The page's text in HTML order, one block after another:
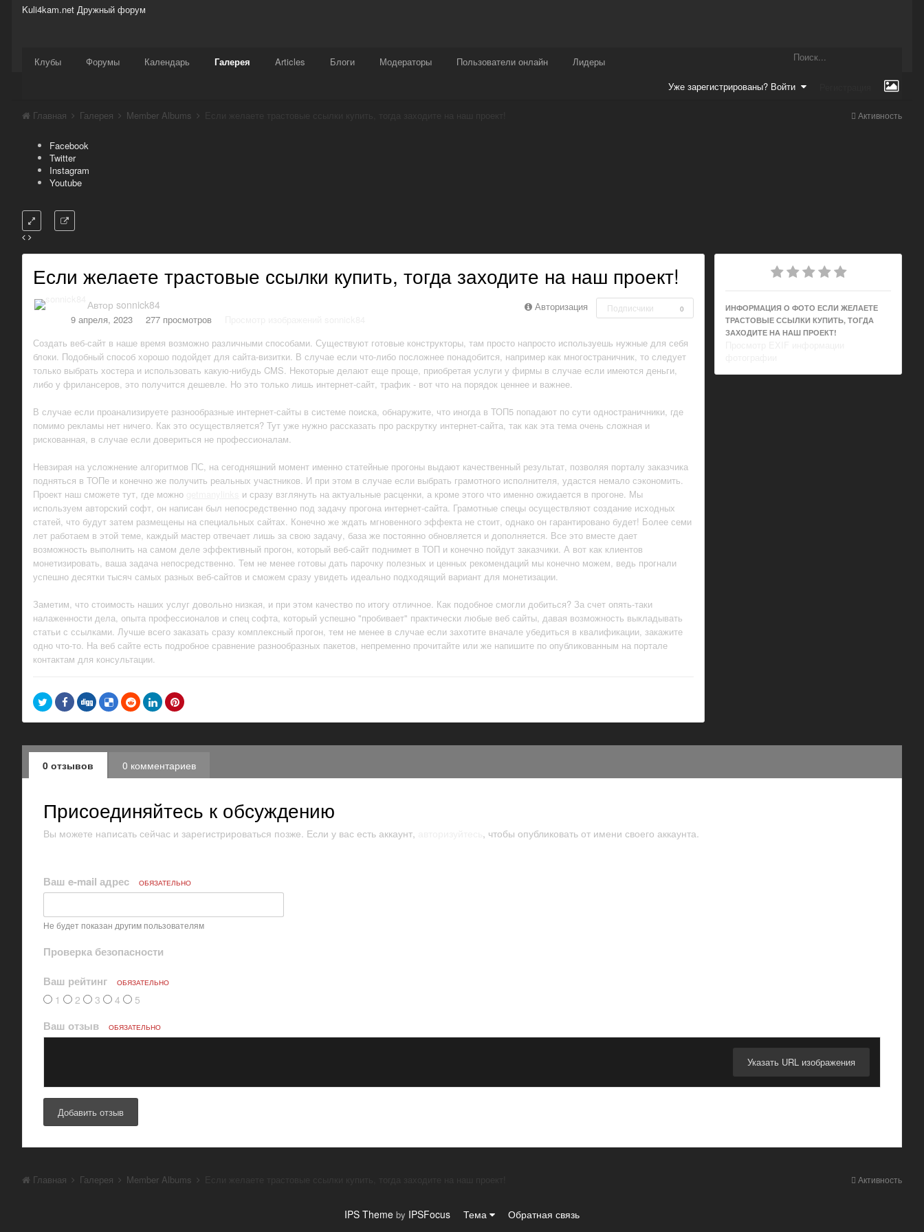
Kuli4kam.net Дружный форум
Сайт
Клубы Форумы Календарь Галерея Articles Блоги Модераторы Пользователи онлайн Лидеры
Активность Support Магазин Награды Чат Больше
Уже зарегистрированы? Войти
Активность
Главная Галерея Member Albums
Facebook
Twitter
Instagram
Youtube
Если желаете трастовые ссылки купить, тогда заходите на наш проект!
Авторизация Подписчики 0
Автор sonnick84
9 апреля, 2023 277 просмотров
Создать веб-сайт в наше время возможно различными способами. Существуют готовые конструкторы, там просто напросто используешь нужные для себя
блоки. Подобный способ хорошо подойдет для сайта-визитки. В случае если что-либо посложнее понадобится, например как многостраничник, то следует
только выбрать хостера и использовать какую-нибудь CMS. Некоторые делают еще проще, приобретая услуги у фирмы в случае если имеются деньги,
либо у фрилансеров, это получится дешевле. Но это только лишь интернет-сайт, трафик - вот что на порядок ценнее и важнее.
В случае если проанализируете разнообразные интернет-сайты в системе поиска, обнаружите, что иногда в ТОП5 попадают по сути одностраничники, где
помимо рекламы нет ничего. Как это осуществляется? Тут уже нужно рассказать про раскрутку интернет-сайта, так как эта тема очень сложная и
рискованная, в случае если довериться не профессионалам.
Невзирая на усложнение алгоритмов ПС, на сегодняшний момент именно статейные прогоны выдают качественный результат, позволяя порталу заказчика
подняться в ТОПе и конечно же получить реальных участников. И при этом в случае если выбрать грамотного исполнителя, удастся немало сэкономить.
Проект наш сможете тут, где можно
и сразу взглянуть на актуальные расценки, а кроме этого что именно ожидается в прогоне. Мы
используем авторский софт, он написан был непосредственно под задачу прогона интернет-сайта. Грамотные спецы осуществляют создание исходных
статей, что будут затем размещены на специальных сайтах. Конечно же ждать мгновенного эффекта не стоит, однако он гарантировано будет! Более семи
лет работаем в этой теме, каждый мастер отвечает лишь за свою задачу, база же постоянно обновляется и дополняется. Все это вместе дает
возможность выполнить на самом деле эффективный прогон, который веб-сайт поднимет в ТОП и конечно пойдут заказчики. А вот как клиентов
монетизировать, ваша задача непосредственно. Тем не менее готовы дать парочку полезных и ценных рекомендаций мы конечно можем, ведь прогнали
успешно десятки тысяч самых разных веб-сайтов и сможем сразу увидеть идеально подходящий вариант для монетизации.
Заметим, что стоимость наших услуг довольно низкая, и при этом качество по итогу отличное. Как подобное смогли добиться? За счет опять-таки
налаженности дела, опыта профессионалов и спец софта, который успешно "пробивает" практически любые веб сайты, давая возможность выкладывать
статьи с ссылками. Лучше всего заказать сразу комплексный прогон, тем не менее в случае если захотите вначале убедиться в квалификации, закажите
одно что-то. На веб сайте есть подробное сравнение разнообразных пакетов, непременно прочитайте или же напишите по опубликованным на портале
контактам для консультации.
ИНФОРМАЦИЯ О ФОТО ЕСЛИ ЖЕЛАЕТЕ
ТРАСТОВЫЕ ССЫЛКИ КУПИТЬ, ТОГДА
ЗАХОДИТЕ НА НАШ ПРОЕКТ!
0 отзывов 0 комментариев
Присоединяйтесь к обсуждению
Вы можете написать сейчас и зарегистрироваться позже. Если у вас есть аккаунт, , чтобы опубликовать от имени своего аккаунта.
Ваш e-mail адрес ОБЯЗАТЕЛЬНО
Не будет показан другим пользователям
Проверка безопасности
Ваш рейтинг
ОБЯЗАТЕЛЬНО
1 2 3 4 5
Ваш отзыв ОБЯЗАТЕЛЬНО
Указать URL изображения
Добавить отзыв
Активность
Главная Галерея Member Albums
IPS Theme by IPSFocus Тема
Обратная связь